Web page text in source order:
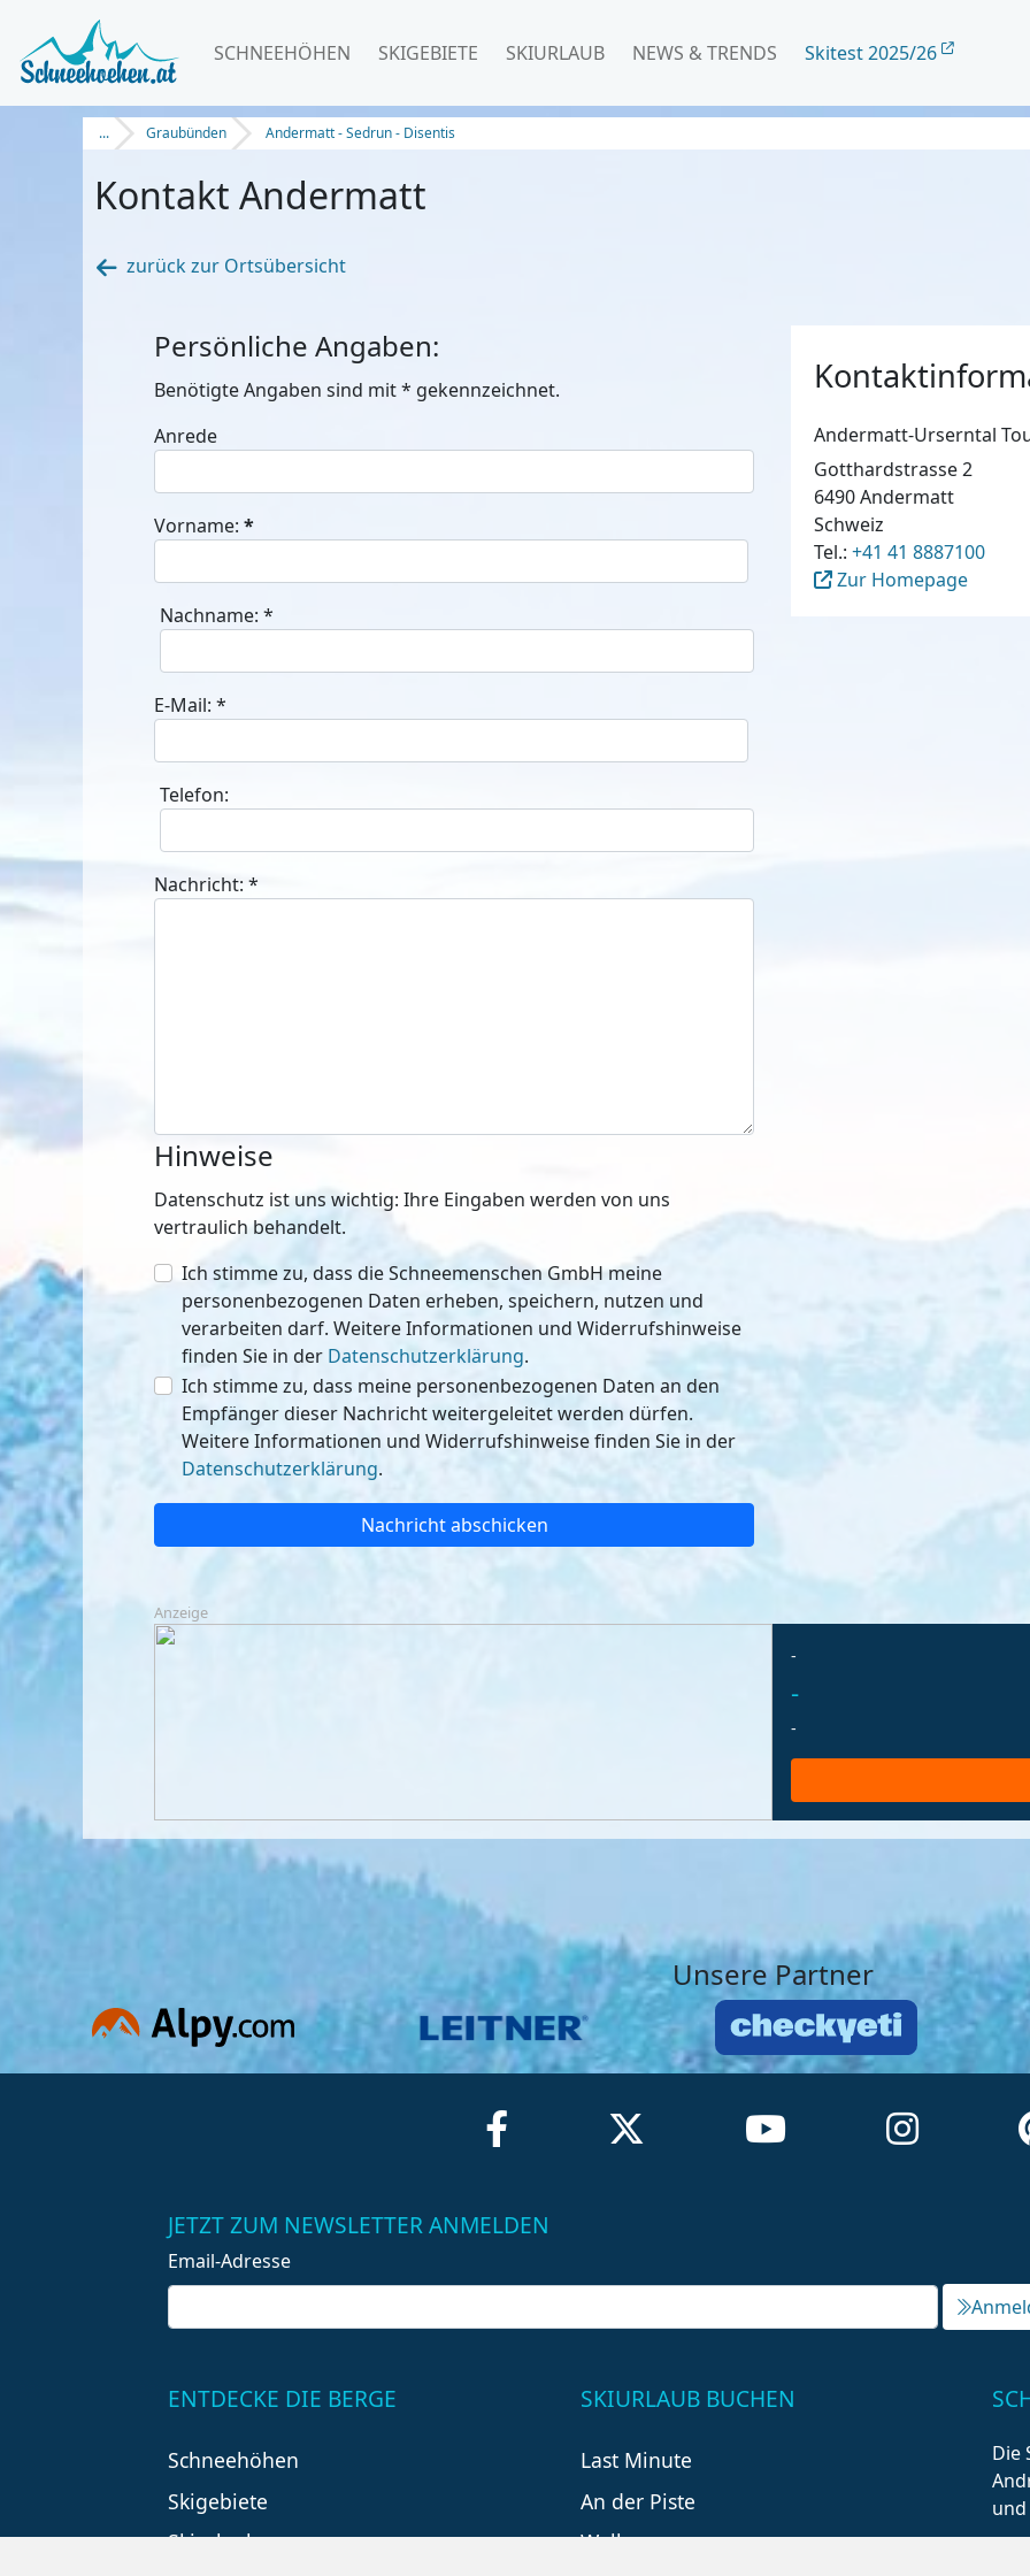
SCHNEEHÖHEN SKIGEBIETE SKIURLAUB NEWS & TRENDS Skitest 2025/26
... Graubünden Andermatt - Sedrun - Disentis
Kontakt Andermatt
zurück zur Ortsübersicht
Persönliche Angaben:
Benötigte Angaben sind mit* gekennzeichnet.
Anrede
Vorname: *
Nachname: *
E-Mail: *
Telefon:
Nachricht: *
Hinweise
Datenschutz ist uns wichtig: Ihre Eingaben werden von uns
vertraulich behandelt.
Ich stimme zu, dass die Schneemenschen GmbH meine
personenbezogenen Daten erheben, speichern, nutzen und
verarbeiten darf. Weitere Informationen und Widerrufshinweise
finden Sie in der Datenschutzerklärung.
Ich stimme zu, dass meine personenbezogenen Daten an den
Empfänger dieser Nachricht weitergeleitet werden dürfen.
Weitere Informationen und Widerrufshinweise finden Sie in der
Datenschutzerklärung.
Nachricht abschicken
Andermatt-Urserntal
Gotthardstrasse 2
6490 Andermatt
Schweiz
Tel.: +41 41 8887100
Zur Homepage
Anzeige
-
-
-
Unsere Partner
JETZT ZUM NEWSLETTER ANMELDEN
Email-Adresse
ENTDECKE DIE BERGE
Schneehöhen
Skigebiete
Skiurlaub
SKIURLAUB BUCHEN
Last Minute
An der Piste
Wellness
Die